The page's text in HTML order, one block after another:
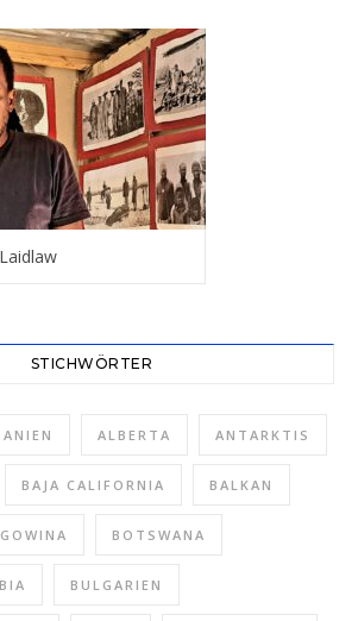
Laidlaw
STICHWÖRTER
ALBERTA ANTARKTIS
BAJA CALIFORNIA BALKAN
BOTSWANA
BULGARIEN